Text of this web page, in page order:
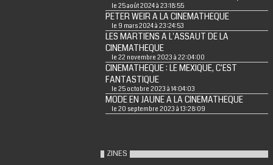
le 25 août 2024 à 23:18:55
PETER WEIR A LA CINEMATHEQUE
le 9 mars 2024 à 23:24:53
LES MARTIENS A L'ASSAUT DE LA
CINEMATHEQUE
le 22 novembre 2023 à 22:04:00
CINEMATHEQUE : LE MEXIQUE, C'EST
FANTASTIQUE
le 25 octobre 2023 à 14:04:03
MODE EN JAUNE A LA CINEMATHEQUE
le 20 septembre 2023 à 13:28:09
ZINES